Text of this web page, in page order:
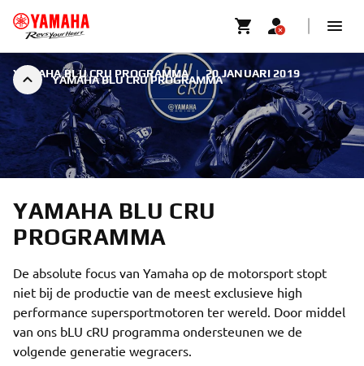
YAMAHA BLU CRU PROGRAMMA
YAMAHA BLU CRU PROGRAMMA | 20 JANUARI 2019
YAMAHA BLU CRU
PROGRAMMA
De absolute focus van Yamaha op de motorsport stopt
niet bij de productie van de meest exclusieve high
performance supersportmotoren ter wereld. Door middel
van ons bLU cRU programma ondersteunen we de
volgende generatie wegracers.